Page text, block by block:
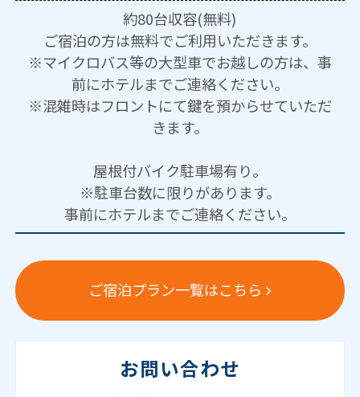
約80台収容(無料)
ご宿泊の方は無料でご利用いただきます。
※マイクロバス等の大型車でお越しの方は、事
前にホテルまでご連絡ください。
※混雑時はフロントにて鍵を預からせていただ
きます。
屋根付バイク駐車場有り。
※駐車台数に限りがあります。
事前にホテルまでご連絡ください。
ご宿泊プラン一覧はこちら
お問い合わせ